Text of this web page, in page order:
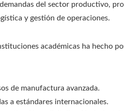
del sector productivo,
y gestión de operaciones.
académicas ha hecho
de manufactura avanzada.
a estándares internacionales.